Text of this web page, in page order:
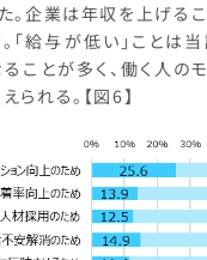
。企業は年収を上げる
「給与が低い」ことは
ことが多く、働く人の
られる。【図6】